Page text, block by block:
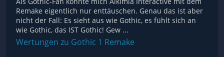
Remake eigentlich nur enttäuschen. Genau das ist aber
nicht der Fall: Es sieht aus wie Gothic, es fühlt sich an
wie Gothic, das IST Gothic! Gew ...
Wertungen zu Gothic 1 Remake